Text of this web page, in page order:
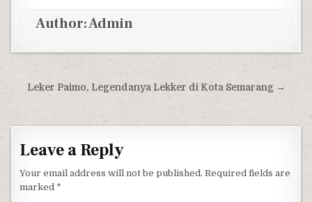
Author:Admin
Post navigation
Leker Paimo, Legendanya Lekker di Kota Semarang →
Leave a Reply
Your email address will not be published. Required fields are
marked *